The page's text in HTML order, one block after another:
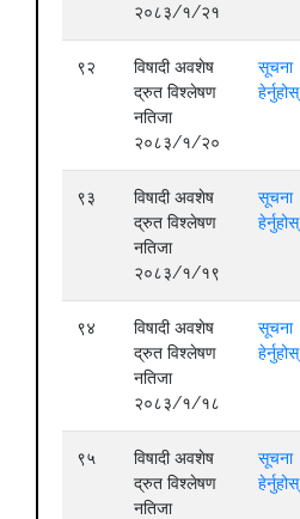
२०८३/१/२१
९२
विषादी अवशेष
द्रुत विश्लेषण
नतिजा
२०८३/१/२०
सूचना
हेर्नुहोस्
९३
विषादी अवशेष
द्रुत विश्लेषण
नतिजा
२०८३/१/१९
सूचना
हेर्नुहोस्
९४
विषादी अवशेष
द्रुत विश्लेषण
नतिजा
२०८३/१/१८
सूचना
हेर्नुहोस्
९५
विषादी अवशेष
द्रुत विश्लेषण
नतिजा
सूचना
हेर्नुहोस्